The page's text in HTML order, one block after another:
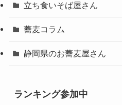
立ち食いそば屋さん
蕎麦コラム
静岡県のお蕎麦屋さん
ランキング参加中